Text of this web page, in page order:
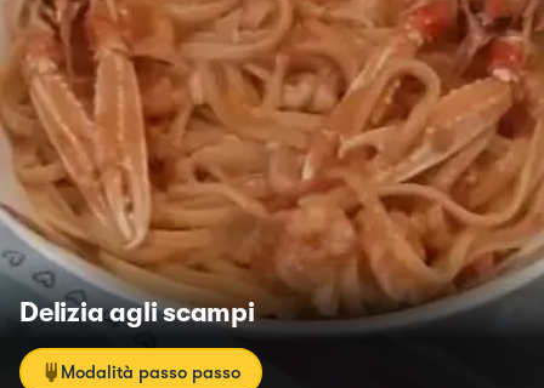
Delizia agli scampi
Modalità passo passo